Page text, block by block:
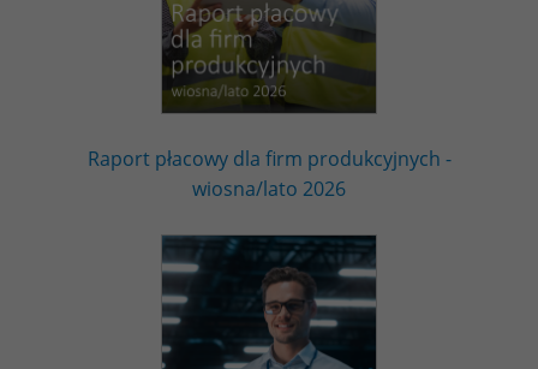
Raport płacowy dla firm produkcyjnych -
wiosna/lato 2026